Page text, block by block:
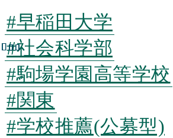
#早稲田大学
#社会科学部
#駒場学園高等学校
#関東
#学校推薦(公募型)